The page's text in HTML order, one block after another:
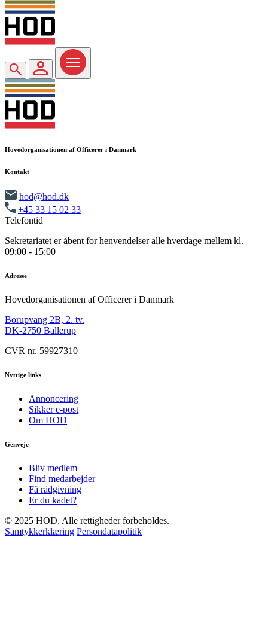
Søg MitHOD Menu
Hovedorganisationen af Officerer i Danmark
Kontakt
hod@hod.dk
+45 33 15 02 33
Telefontid
Sekretariatet er åbent for henvendelser alle hverdage mellem kl.
09:00 - 15:00
Adresse
Hovedorganisationen af Officerer i Danmark
Borupvang 2B, 2. tv.
DK-2750 Ballerup
CVR nr. 59927310
Nyttige links
Annoncering
Sikker e-post
Om HOD
Genveje
Bliv medlem
Find medarbejder
Få rådgivning
Er du kadet?
© 2025 HOD. Alle rettigheder forbeholdes.
Samtykkerklæring Persondatapolitik